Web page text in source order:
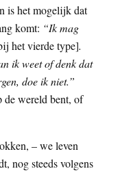
is het mogelijk dat
komt: “Ik mag
het vierde type].
ik weet of denk dat
doe ik niet.”
de wereld bent, of
– we leven
nog steeds volgens